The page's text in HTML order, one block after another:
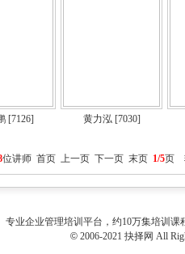
[7126] 黄力泓[7030]
位讲师 首页 上一页 下一页 末页 1/5页
专业企业管理培训 平台，约10万集培训课
© 2006-2021 抉择网 All